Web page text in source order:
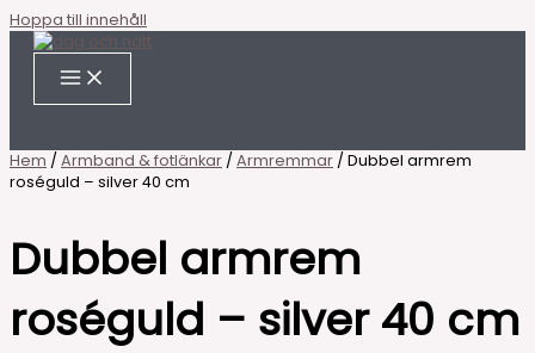
Hoppa till innehåll
Hem / Armband & fotlänkar / Armremmar / Dubbel armrem
roséguld – silver 40 cm
Dubbel armrem
roséguld – silver 40 cm